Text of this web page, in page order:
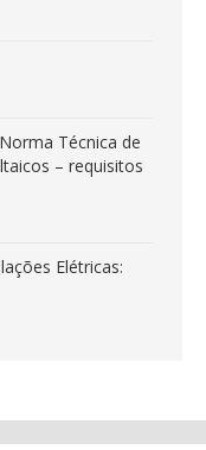
Técnica de
– requisitos
Elétricas: